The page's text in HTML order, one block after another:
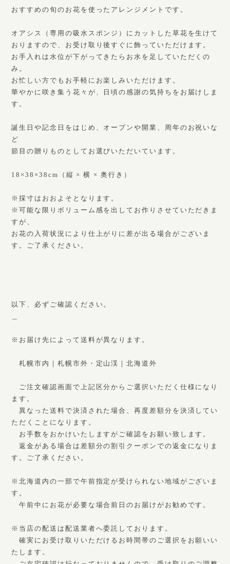
おすすめの旬のお花を使ったアレンジメントです。
オアシス（専用の吸水スポンジ）にカットした草花を生けて
おりますので、お受け取り後すぐに飾っていただけます。
お手入れは水位が下がってきたらお水を足していただくの
み。
お忙しい方でもお手軽にお楽しみいただけます。
華やかに咲き集う花々が、日頃の感謝の気持ちをお届けしま
す。
誕生日や記念日をはじめ、オープンや開業、周年のお祝いな
ど
節目の贈りものとしてお選びいただいています。
18×38×38cm（縦 × 横 × 奥行き）
※採寸はおおよそとなります。
※可能な限りボリューム感を出してお作りさせていただきま
すが、
お花の入荷状況により仕上がりに差が出る場合がございま
す。ご了承ください。
以下、必ずご確認ください。
※お届け先によって送料が異なります。
札幌市内｜札幌市外・定山渓｜北海道外
ご注文確認画面で上記区分からご選択いただく仕様になり
ます。
異なった送料で決済された場合、再度差額分を決済してい
ただくことになります。
お手数をおかけいたしますがご確認をお願い致します。
返金がある場合は差額分の割引クーポンでの返金になりま
す。ご了承ください。
※北海道内の一部で午前指定が受けられない地域がございま
す。
午前中にお花が必要な場合前日のお届けがお勧めです。
※当店の配送は配送業者へ委託しております。
確実にお受け取りいただけるお時間帯のご選択をお願いい
たします。